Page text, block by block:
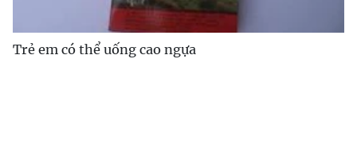
Trẻ em có thể uống cao ngựa